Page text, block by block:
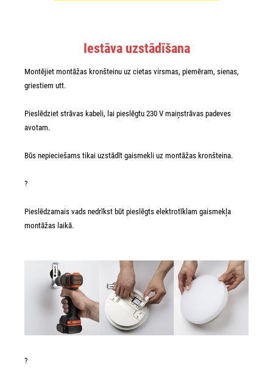
Iestāva uzstādīšana
Montējiet montāžas kronšteinu uz cietas virsmas, piemēram, sienas,
griestiem utt.
Pieslēdziet strāvas kabeli, lai pieslēgtu 230 V maiņstrāvas padeves
avotam.
Būs nepieciešams tikai uzstādīt gaismekli uz montāžas kronšteina.
?
Pieslēdzamais vads nedrīkst būt pieslēgts elektrotīklam gaismekļa
montāžas laikā.
?